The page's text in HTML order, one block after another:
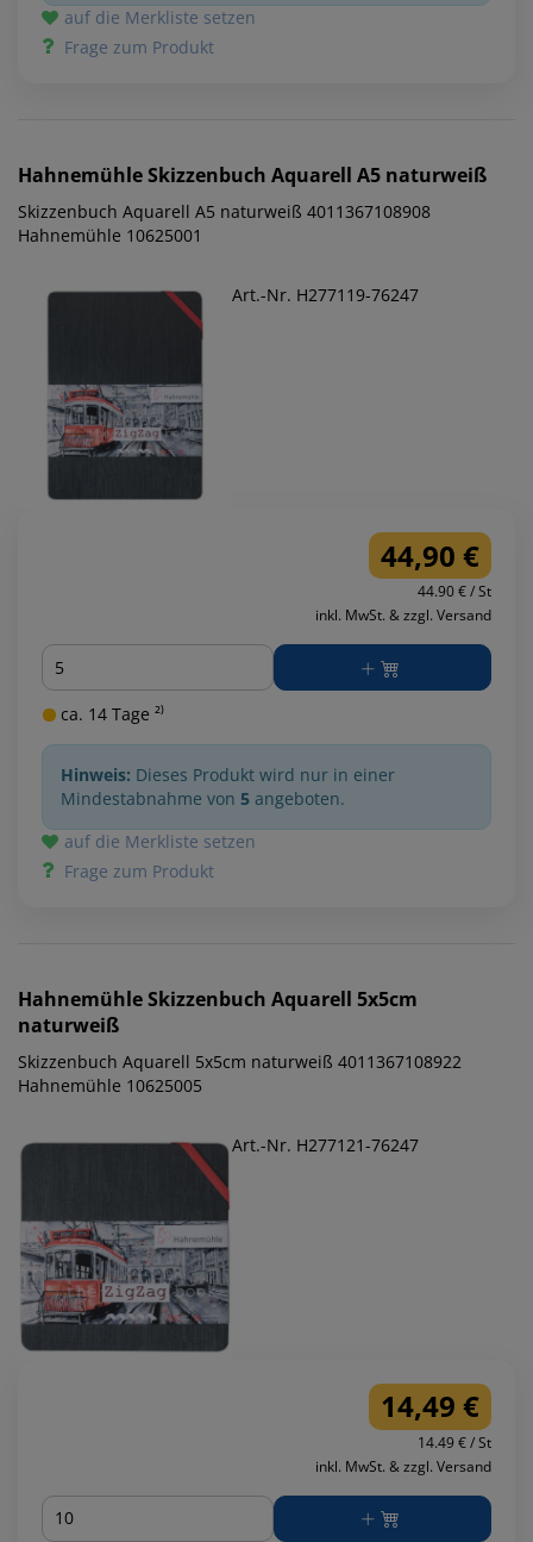
auf die Merkliste setzen
Frage zum Produkt
HahnemühleSkizzenbuch Aquarell A5 naturweiß
Skizzenbuch Aquarell A5 naturweiß 4011367108908
Hahnemühle 10625001
Art.-Nr. H277119-76247
44,90 €
44.90 € / St
inkl. MwSt. & zzgl. Versand
Menge
ca. 14 Tage ²⁾
Hinweis: Dieses Produkt wird nur in einer
Mindestabnahme von 5 angeboten.
auf die Merkliste setzen
Frage zum Produkt
HahnemühleSkizzenbuch Aquarell 5x5cm
naturweiß
Skizzenbuch Aquarell 5x5cm naturweiß 4011367108922
Hahnemühle 10625005
Art.-Nr. H277121-76247
14,49 €
14.49 € / St
inkl. MwSt. & zzgl. Versand
Menge